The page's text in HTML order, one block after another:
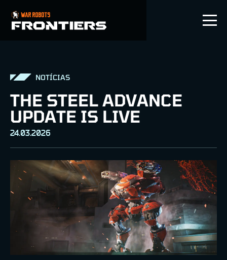
PT-BR
NOTÍCIAS
THE STEEL ADVANCE
UPDATE IS LIVE
24.03.2026